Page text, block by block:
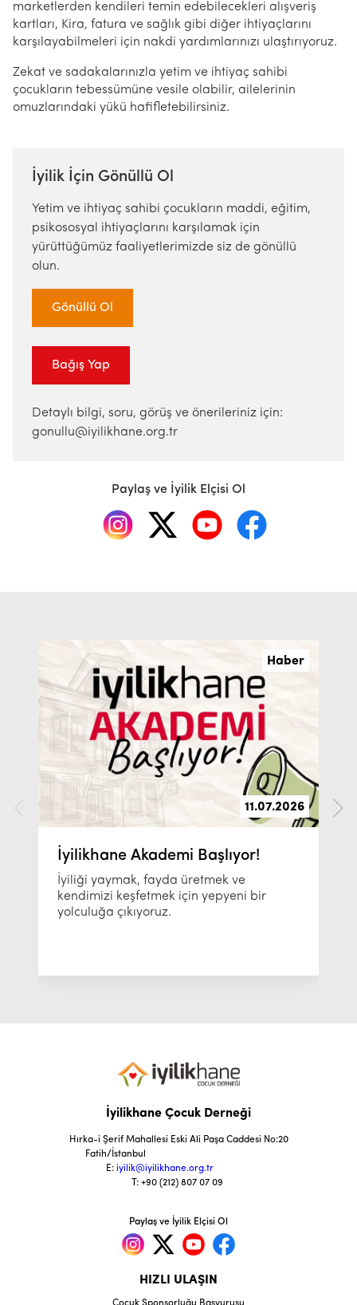
İyilik İçin Gönüllü Ol
Yetim ve ihtiyaç sahibi çocukların maddi, eğitim,
psikososyal ihtiyaçlarını karşılamak için
yürüttüğümüz faaliyetlerimizde siz de gönüllü
olun.
Gönüllü Ol
Bağış Yap
Detaylı bilgi, soru, görüş ve önerileriniz için:
gonullu@iyilikhane.org.tr
Paylaş ve İyilik Elçisi Ol
marketlerden kendileri temin edebilecekleri alışveriş
kartları, Kira, fatura ve sağlık gibi diğer ihtiyaçlarını
karşılayabilmeleri için nakdi yardımlarınızı ulaştırıyoruz.
Zekat ve sadakalarınızla yetim ve ihtiyaç sahibi
çocukların tebessümüne vesile olabilir, ailelerinin
omuzlarındaki yükü hafifletebilirsiniz.
Haber
11.07.2026
İyilikhane Akademi Başlıyor!
İyiliği yaymak, fayda üretmek ve
kendimizi keşfetmek için yepyeni bir
yolculuğa çıkıyoruz.
İyilikhane Çocuk Derneği
Hırka-i Şerif Mahallesi Eski Ali Paşa Caddesi No:20
Fatih/İstanbul
E: iyilik@iyilikhane.org.tr
T: +90 (212) 807 07 09
Paylaş ve İyilik Elçisi Ol
HIZLI ULAŞIN